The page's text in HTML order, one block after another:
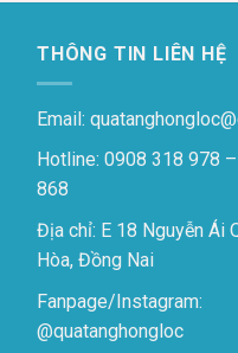
THÔNG TIN LIÊN HỆ
Email:
Hotline: 0908 318 978
868
Địa chỉ: E 18 Nguyễn Ái
Hòa, Đồng Nai
Fanpage/Instagram:
@quatanghongloc